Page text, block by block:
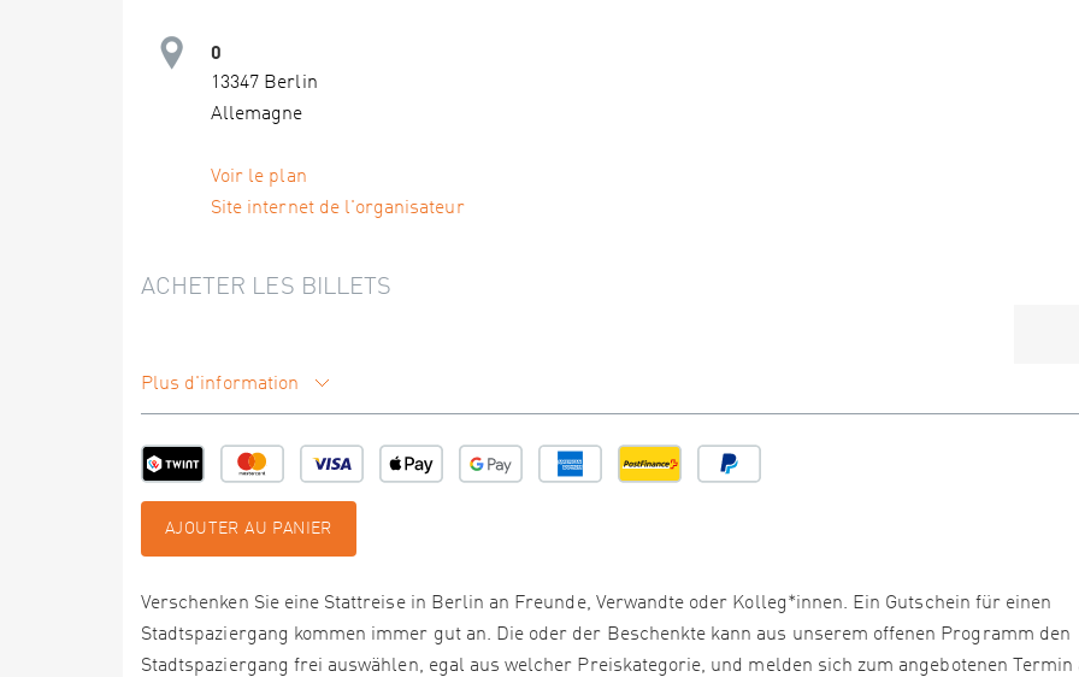
0
13347 Berlin
Allemagne
Voir le plan
Site internet de l'organisateur
ACHETER LES BILLETS
Plus d'information
AJOUTER AU PANIER
Verschenken Sie eine Stattreise in Berlin an Freunde, Verwandte oder Kolleg*innen. Ein Gutschein für einen
Stadtspaziergang kommen immer gut an. Die oder der Beschenkte kann aus unserem offenen Programm den
Stadtspaziergang frei auswählen, egal aus welcher Preiskategorie, und melden sich zum angebotenen Termin